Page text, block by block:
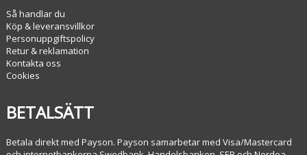
Så handlar du
Köp & leveransvillkor
Personuppgiftspolicy
Retur & reklamation
Kontakta oss
Cookies
BETALSÄTT
Betala direkt med Payson. Payson samarbetar med Visa/Mastercard